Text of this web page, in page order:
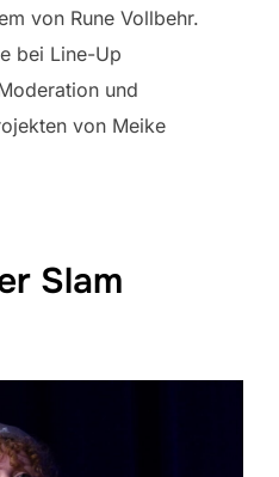
von Rune Vollbehr.
bei Line-Up
und
von Meike
Slam